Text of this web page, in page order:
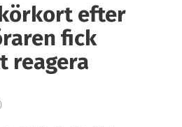
efter
fick
reagera